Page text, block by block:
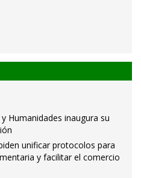
Humanidades inaugura su
unificar protocolos para
y facilitar el comercio